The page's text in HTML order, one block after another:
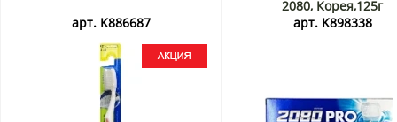
арт. K886687
2080, Корея,125г
арт. K898338